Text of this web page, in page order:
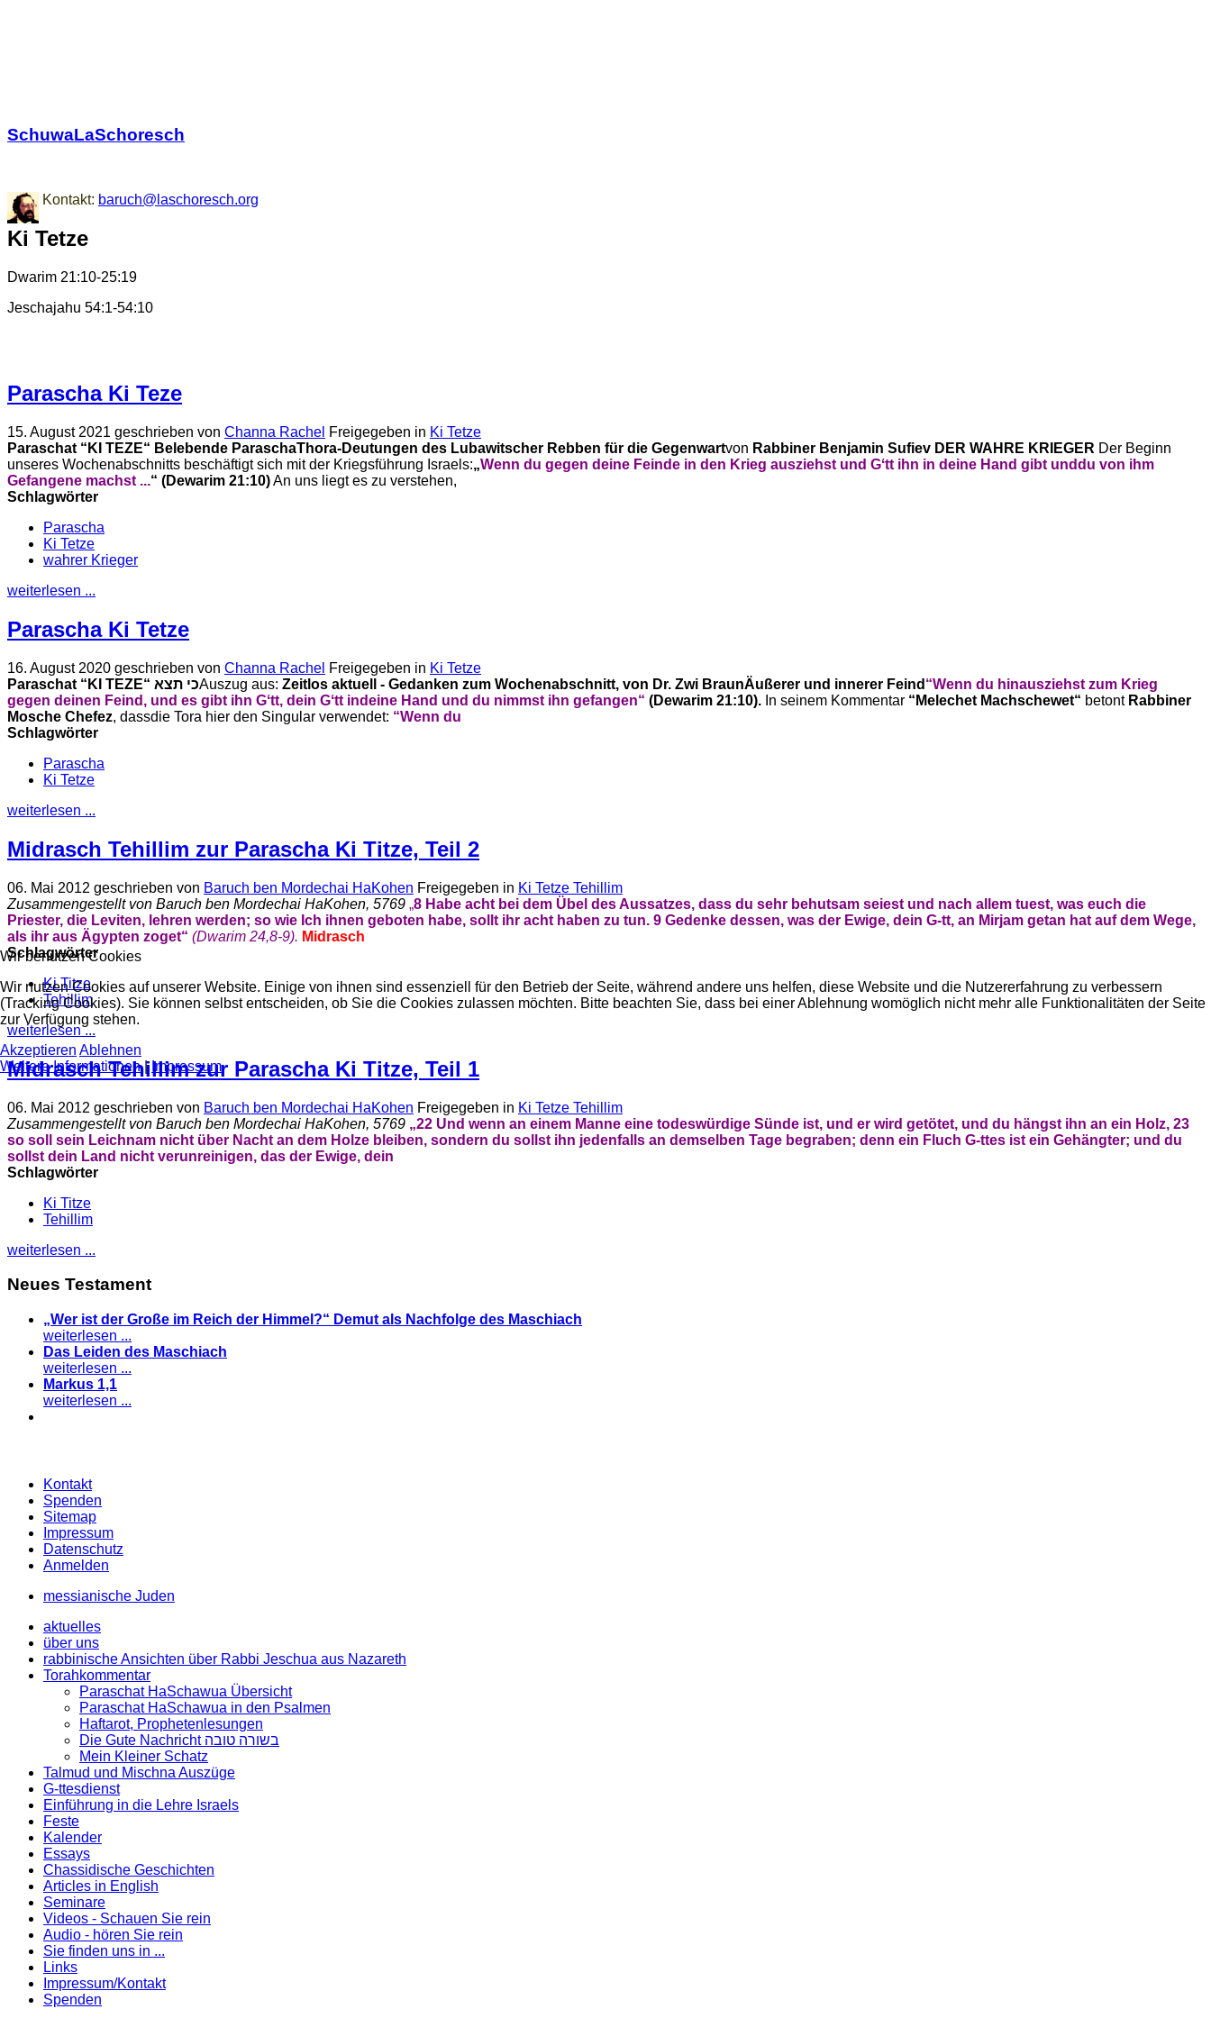
SchuwaLaSchoresch
Kontakt: baruch@laschoresch.org
Ki Tetze
Dwarim 21:10-25:19
Jeschajahu 54:1-54:10
Parascha Ki Teze
15. August 2021 geschrieben von Channa Rachel Freigegeben in Ki Tetze
Paraschat “KI TEZE“ Belebende ParaschaThora-Deutungen des Lubawitscher Rebben für die Gegenwartvon Rabbiner Benjamin Sufiev DER WAHRE KRIEGER Der Beginn
unseres Wochenabschnitts beschäftigt sich mit der Kriegsführung Israels:„Wenn du gegen deine Feinde in den Krieg ausziehst und Gʻtt ihn in deine Hand gibt unddu von ihm
Gefangene machst ...“ (Dewarim 21:10)An uns liegt es zu verstehen,
Schlagwörter
Parascha
Ki Tetze
wahrer Krieger
weiterlesen ...
Parascha Ki Tetze
16. August 2020 geschrieben von Channa Rachel Freigegeben in Ki Tetze
Paraschat “KI TEZE“ כי תצאAuszug aus: Zeitlos aktuell - Gedanken zum Wochenabschnitt, von Dr. Zwi BraunÄußerer und innerer Feind “Wenn du hinausziehst zum Krieg
gegen deinen Feind, und es gibt ihn Gʻtt, dein Gʻtt indeine Hand und du nimmst ihn gefangen“ (Dewarim 21:10). In seinem Kommentar “Melechet Machschewet“ betont Rabbiner
Mosche Chefez, dassdie Tora hier den Singular verwendet: “Wenn du
Schlagwörter
Parascha
Ki Tetze
weiterlesen ...
Midrasch Tehillim zur Parascha Ki Titze, Teil 2
06. Mai 2012 geschrieben von Baruch ben Mordechai HaKohen Freigegeben in Ki Tetze Tehillim
Zusammengestellt von Baruch ben Mordechai HaKohen, 5769 „8 Habe acht bei dem Übel des Aussatzes, dass du sehr behutsam seiest und nach allem tuest, was euch die
Priester, die Leviten, lehren werden; so wie Ich ihnen geboten habe, sollt ihr acht haben zu tun. 9 Gedenke dessen, was der Ewige, dein G-tt, an Mirjam getan hat auf dem Wege,
als ihr aus Ägypten zoget“ (Dwarim 24,8-9). Midrasch
Schlagwörter
Ki Titze
Tehillim
weiterlesen ...
Midrasch Tehillim zur Parascha Ki Titze, Teil 1
06. Mai 2012 geschrieben von Baruch ben Mordechai HaKohen Freigegeben in Ki Tetze Tehillim
Zusammengestellt von Baruch ben Mordechai HaKohen, 5769 „22 Und wenn an einem Manne eine todeswürdige Sünde ist, und er wird getötet, und du hängst ihn an ein Holz, 23
so soll sein Leichnam nicht über Nacht an dem Holze bleiben, sondern du sollst ihn jedenfalls an demselben Tage begraben; denn ein Fluch G-ttes ist ein Gehängter; und du
sollst dein Land nicht verunreinigen, das der Ewige, dein
Schlagwörter
Ki Titze
Tehillim
weiterlesen ...
Neues Testament
„Wer ist der Große im Reich der Himmel?“ Demut als Nachfolge des Maschiach
weiterlesen ...
Das Leiden des Maschiach
weiterlesen ...
Markus 1,1
weiterlesen ...
Kontakt
Spenden
Sitemap
Impressum
Datenschutz
Anmelden
messianische Juden
aktuelles
über uns
rabbinische Ansichten über Rabbi Jeschua aus Nazareth
Torahkommentar
Paraschat HaSchawua Übersicht
Paraschat HaSchawua in den Psalmen
Haftarot, Prophetenlesungen
Die Gute Nachricht בשורה טובה
Mein Kleiner Schatz
Talmud und Mischna Auszüge
G-ttesdienst
Einführung in die Lehre Israels
Feste
Kalender
Essays
Chassidische Geschichten
Articles in English
Seminare
Videos - Schauen Sie rein
Audio - hören Sie rein
Sie finden uns in ...
Links
Impressum/Kontakt
Spenden
Wir benutzen Cookies
Wir nutzen Cookies auf unserer Website. Einige von ihnen sind essenziell für den Betrieb der Seite, während andere uns helfen, diese Website und die Nutzererfahrung zu verbessern
(Tracking Cookies). Sie können selbst entscheiden, ob Sie die Cookies zulassen möchten. Bitte beachten Sie, dass bei einer Ablehnung womöglich nicht mehr alle Funktionalitäten der Seite
zur Verfügung stehen.
Akzeptieren Ablehnen
Weitere Informationen|Impressum